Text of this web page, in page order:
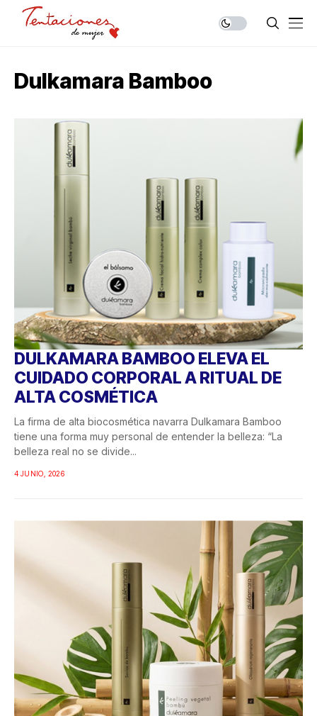
Dulkamara Bamboo
DULKAMARA BAMBOO ELEVA EL
CUIDADO CORPORAL A RITUAL DE
ALTA COSMÉTICA
La firma de alta biocosmética navarra Dulkamara Bamboo
tiene una forma muy personal de entender la belleza: “La
belleza real no se divide...
4 JUNIO, 2026